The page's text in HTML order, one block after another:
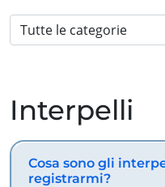
Interpelli
Cosa sono gli
registrarmi?